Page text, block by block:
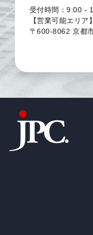
受付時間：9:00 -
【営業可能エリ
〒600-8062 京都